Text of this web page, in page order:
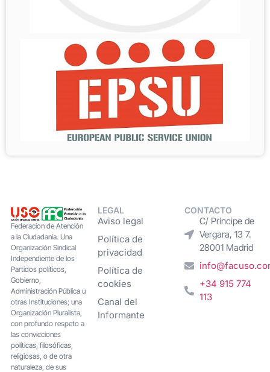
Federacion de Atención
a la Ciudadanía. Una
Organización Sindical
Independiente de los
Partidos políticos,
Gobierno,
Administración Pública u
otras Instituciones; una
Organización Pluralista,
con profundo respeto a
las convicciones
políticas, filosóficas,
religiosas, o de otra
naturaleza, de sus
LEGAL
Aviso legal
Política de
privacidad
Política de
cookies
Canal del
Informante
CONTACTO
C/ Príncipe de
Vergara, 13 7.
28001 Madrid
+34 915 774
113